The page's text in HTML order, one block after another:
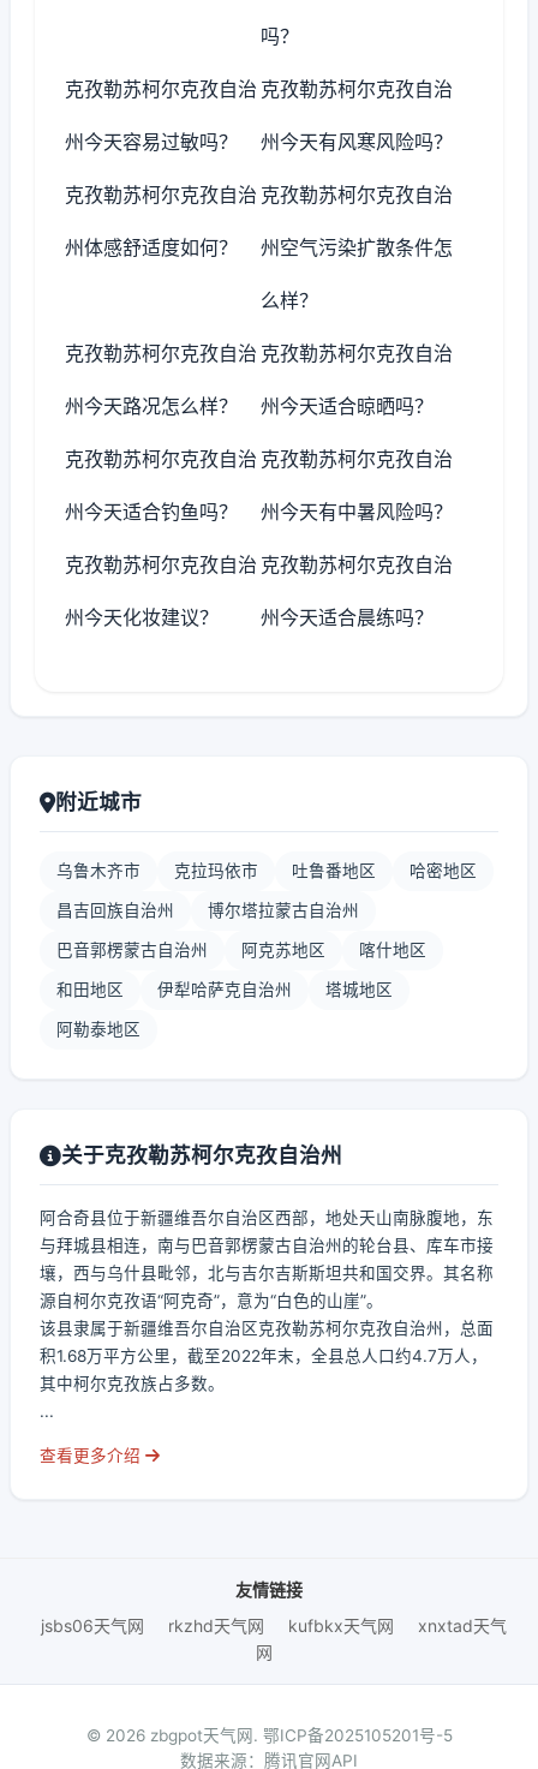
吗？
克孜勒苏柯尔克孜自治
州今天容易过敏吗？
克孜勒苏柯尔克孜自治
州今天有风寒风险吗？
克孜勒苏柯尔克孜自治
州体感舒适度如何？
克孜勒苏柯尔克孜自治
州空气污染扩散条件怎
么样？
克孜勒苏柯尔克孜自治
州今天路况怎么样？
克孜勒苏柯尔克孜自治
州今天适合晾晒吗？
克孜勒苏柯尔克孜自治
州今天适合钓鱼吗？
克孜勒苏柯尔克孜自治
州今天有中暑风险吗？
克孜勒苏柯尔克孜自治
州今天化妆建议？
克孜勒苏柯尔克孜自治
州今天适合晨练吗？
附近城市
乌鲁木齐市 克拉玛依市 吐鲁番地区 哈密地区
昌吉回族自治州 博尔塔拉蒙古自治州
巴音郭楞蒙古自治州 阿克苏地区 喀什地区
和田地区 伊犁哈萨克自治州 塔城地区
阿勒泰地区
关于克孜勒苏柯尔克孜自治州
阿合奇县位于新疆维吾尔自治区西部，地处天山南脉腹地，东
与拜城县相连，南与巴音郭楞蒙古自治州的轮台县、库车市接
壤，西与乌什县毗邻，北与吉尔吉斯斯坦共和国交界。其名称
源自柯尔克孜语“阿克奇”，意为“白色的山崖”。
该县隶属于新疆维吾尔自治区克孜勒苏柯尔克孜自治州，总面
积1.68万平方公里，截至2022年末，全县总人口约4.7万人，
其中柯尔克孜族占多数。
...
查看更多介绍
友情链接
jsbs06天气网
rkzhd天气网 kufbkx天气网
xnxtad天气
网
© 2026 zbgpot天气网. 鄂ICP备2025105201号-5
数据来源：腾讯官网API